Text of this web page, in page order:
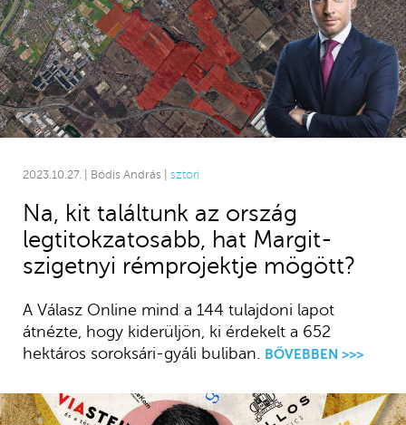
2023.10.27. | Bódis András | sztori
Na, kit találtunk az ország
legtitokzatosabb, hat Margit-
szigetnyi rémprojektje mögött?
A Válasz Online mind a 144 tulajdoni lapot
átnézte, hogy kiderüljön, ki érdekelt a 652
hektáros soroksári-gyáli buliban.
BŐVEBBEN >>>